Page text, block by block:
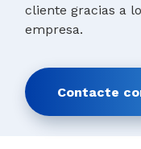
cliente gracias a
empresa.
Contacte